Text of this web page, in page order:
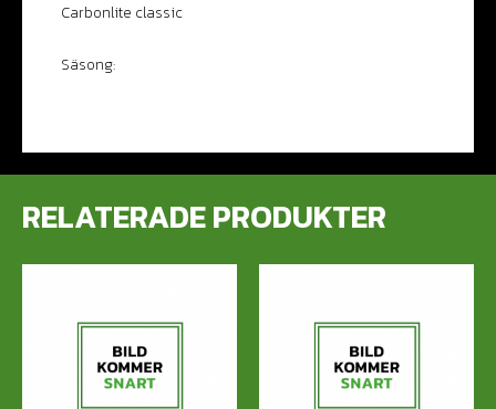
Carbonlite classic
Säsong:
RELATERADE PRODUKTER